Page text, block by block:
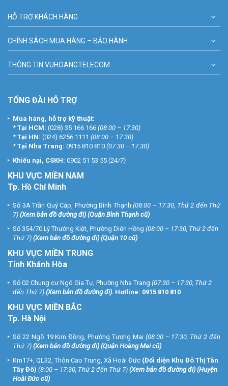
HỖ TRỢ KHÁCH HÀNG
CHÍNH SÁCH MUA HÀNG – BẢO HÀNH
THÔNG TIN VUHOANGTELECOM
TỔNG ĐÀI HỖ TRỢ
Mua hàng, hỗ trợ kỹ thuật:
* Tại HCM: (028) 35 166 166 (08:00 – 17:30)
* Tại HN: (024) 6256 1111 (08:00 – 17:30)
* Tại Nha Trang: 0915 810 810 (07:30 – 17:30)
Khiếu nại, CSKH: 0902 51 53 55 (24/7)
KHU VỰC MIỀN NAM
Tp. Hồ Chí Minh
Số 3A Trần Quý Cáp, Phường Bình Thạnh (08:00 – 17:30, Thứ 2 đến Thứ
7) (Xem bản đồ đường đi) (Quận Bình Thạnh cũ)
Số 354/70 Lý Thường Kiệt, Phường Diên Hồng (08:00 – 17:30, Thứ 2 đến
Thứ 7) (Xem bản đồ đường đi) (Quận 10 cũ)
KHU VỰC MIỀN TRUNG
Tỉnh Khánh Hòa
Số 02 Chung cư Ngô Gia Tự, Phường Nha Trang (07:30 – 17:30, Thứ 2
đến Thứ 7) (Xem bản đồ đường đi). Hotline: 0915 810 810
KHU VỰC MIỀN BẮC
Tp. Hà Nội
Số 22 Ngõ 19 Kim Đồng, Phường Tương Mai (08:00 – 17:30, Thứ 2 đến
Thứ 7) (Xem bản đồ đường đi) (Quận Hoàng Mai cũ)
Km17+, QL32, Thôn Cao Trung, Xã Hoài Đức (Đối diện Khu Đô Thị Tân
Tây Đô) (8:00 – 17:30, Thứ 2 đến Thứ 7) (Xem bản đồ đường đi) (Huyện
Hoài Đức cũ)